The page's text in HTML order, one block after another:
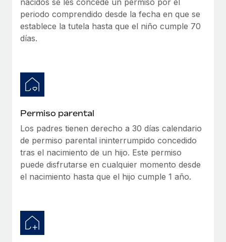
periodo comprendido desde la fecha en que se
establece la tutela hasta que el niño cumple 70
días.
Permiso parental
Los padres tienen derecho a 30 días calendario
de permiso parental ininterrumpido concedido
tras el nacimiento de un hijo. Este permiso
puede disfrutarse en cualquier momento desde
el nacimiento hasta que el hijo cumple 1 año.